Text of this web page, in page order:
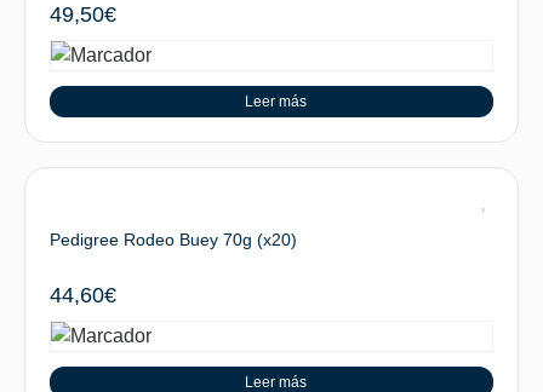
49,50€
Leer más
Pedigree Rodeo Buey 70g (x20)
44,60€
Leer más